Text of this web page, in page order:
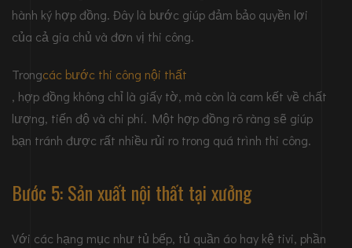
hành ký hợp đồng. Đây là bước giúp đảm bảo quyền lợi
của cả gia chủ và đơn vị thi công.
Trongcác bước thi công nội thất
, hợp đồng không chỉ là giấy tờ, mà còn là cam kết về chất
lượng, tiến độ và chi phí. Một hợp đồng rõ ràng sẽ giúp
bạn tránh được rất nhiều rủi ro trong quá trình thi công.
Bước 5: Sản xuất nội thất tại xưởng
Với các hạng mục như tủ bếp, tủ quần áo hay kệ tivi, phần